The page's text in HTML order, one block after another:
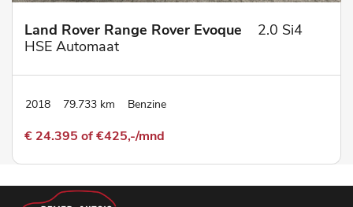
Land Rover Range Rover Evoque
2.0 Si4
HSE Automaat
2018 79.733 km Benzine
€ 24.395 of €425,-/mnd